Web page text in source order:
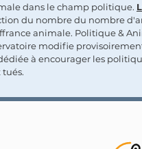
dans le champ politique.
du nombre du nombre
animale. Politique &
modifie
à encourager les